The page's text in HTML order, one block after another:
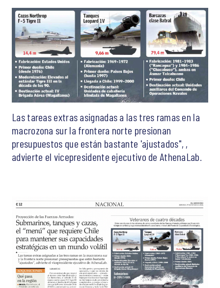
Las tareas extras asignadas a las tres ramas en la
macrozona sur la frontera norte presionan
presupuestos que están bastante 'ajustados", ,
advierte el vicepresidente ejecutivo de AthenaLab.